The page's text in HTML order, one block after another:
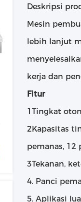
Deskripsi
Mesin
lebih lanjut
kerja dan
Fitur
1Tingkat
2Kapasitas
pemanas,
3Tekanan,
4. Panci
5. Aplikasi